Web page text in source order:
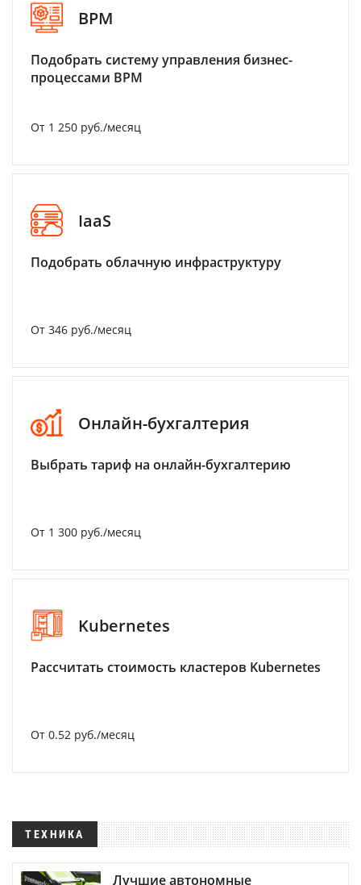
BPM
Подобрать систему управления бизнес-
процессами BPM
От 1 250 руб./месяц
IaaS
Подобрать облачную инфраструктуру
От 346 руб./месяц
Онлайн-бухгалтерия
Выбрать тариф на онлайн-бухгалтерию
От 1 300 руб./месяц
Kubernetes
Рассчитать стоимость кластеров Kubernetes
От 0.52 руб./месяц
ТЕХНИКА
Лучшие автономные